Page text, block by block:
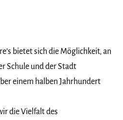
bietet sich die Möglichkeit, an
Schule und der Stadt
einem halben Jahrhundert
die Vielfalt des